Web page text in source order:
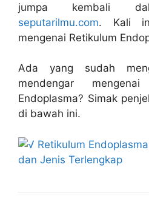
jumpa kembali
seputarilmu.com. Kali
mengenai Retikulum
Ada yang sudah
mendengar
Endoplasma? Simak
di bawah ini.